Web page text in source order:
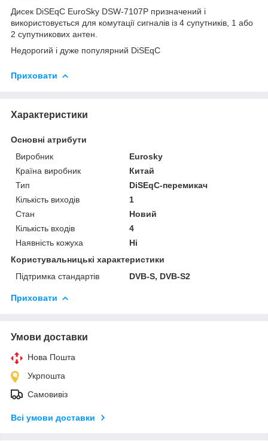
Дисек DiSEqC EuroSky DSW-7107P призначений і
використовується для комутації сигналів із 4 супутників, 1 або
2 супутникових антен.
Недорогий і дуже популярний DiSEqC
Приховати
Характеристики
Основні атрибути
Виробник
Eurosky
Країна виробник
Китай
Тип
DiSEqC-перемикач
Кількість виходів
1
Стан
Новий
Кількість входів
4
Наявність кожуха
Ні
Користувальницькі характеристики
Підтримка стандартів
DVB-S, DVB-S2
Приховати
Умови доставки
Нова Пошта
Укрпошта
Самовивіз
Всі умови доставки